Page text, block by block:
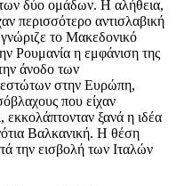
δύο ομάδων. Η αλήθεια,
περισσότερο αντισλαβική
το Μακεδονικό
Ρουμανία η εμφάνιση της
άνοδο των
στην Ευρώπη,
που είχαν
ξανά η ιδέα
Βαλκανική. Η θέση
την εισβολή των Ιταλών